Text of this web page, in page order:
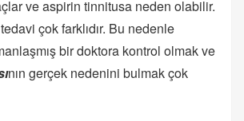
ve aspirin tinnitusa neden olabilir.
çok farklıdır. Bu nedenle
bir doktora kontrol olmak ve
nın gerçek nedenini bulmak çok